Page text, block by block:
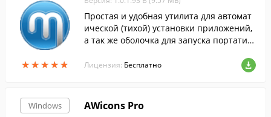
★★★★★
★★★★★
Простая и удобная утилита для автомат
ической (тихой) установки приложений,
а так же оболочка для запуска портатив
Лицензия: Бесплатно
Windows AWicons Pro